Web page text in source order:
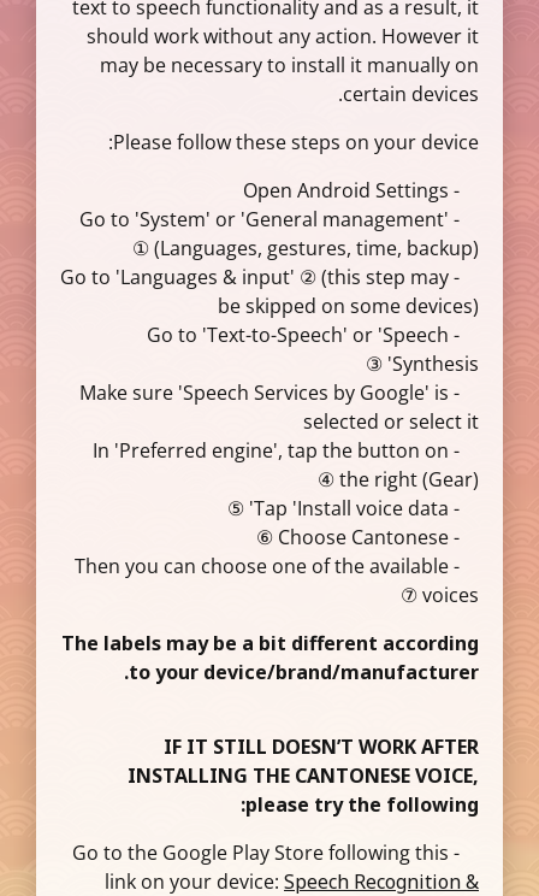
text to speech functionality and as a result, it
should work without any action. However it
may be necessary to install it manually on
certain devices.
Please follow these steps on your device:
- Open Android Settings
- Go to 'System' or 'General management'
(Languages, gestures, time, backup) ①
- Go to 'Languages & input' ② (this step may
be skipped on some devices)
- Go to 'Text-to-Speech' or 'Speech
Synthesis' ③
- Make sure 'Speech Services by Google' is
selected or select it
- In 'Preferred engine', tap the button on
the right (Gear) ④
- Tap 'Install voice data' ⑤
- Choose Cantonese ⑥
- Then you can choose one of the available
voices ⑦
The labels may be a bit different according
to your device/brand/manufacturer.
IF IT STILL DOESN’T WORK AFTER
INSTALLING THE CANTONESE VOICE,
please try the following:
- Go to the Google Play Store following this
link on your device: Speech Recognition &